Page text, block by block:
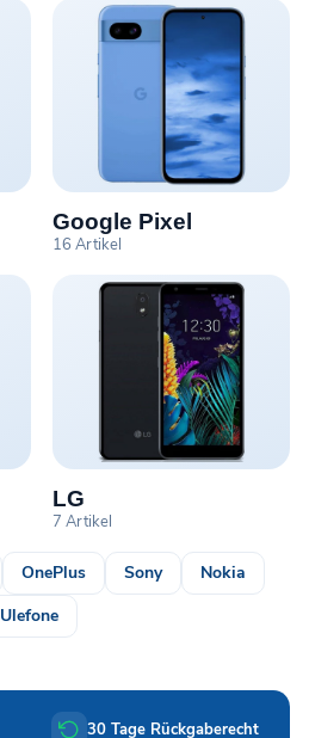
Google Pixel
16 Artikel
LG
7 Artikel
OnePlus Sony
Nokia
Ulefone
30 Tage Rückgaberecht